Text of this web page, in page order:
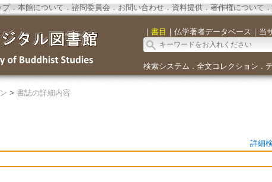
プ．本館について ． 諮問委員会． お問い合わせ． 資料提供． 著作権について．
｜ 書目 ｜ 仏学著者データベース ｜ 当
検索システム ． 全文コレクション ．
> 書誌の詳細内容
詳細